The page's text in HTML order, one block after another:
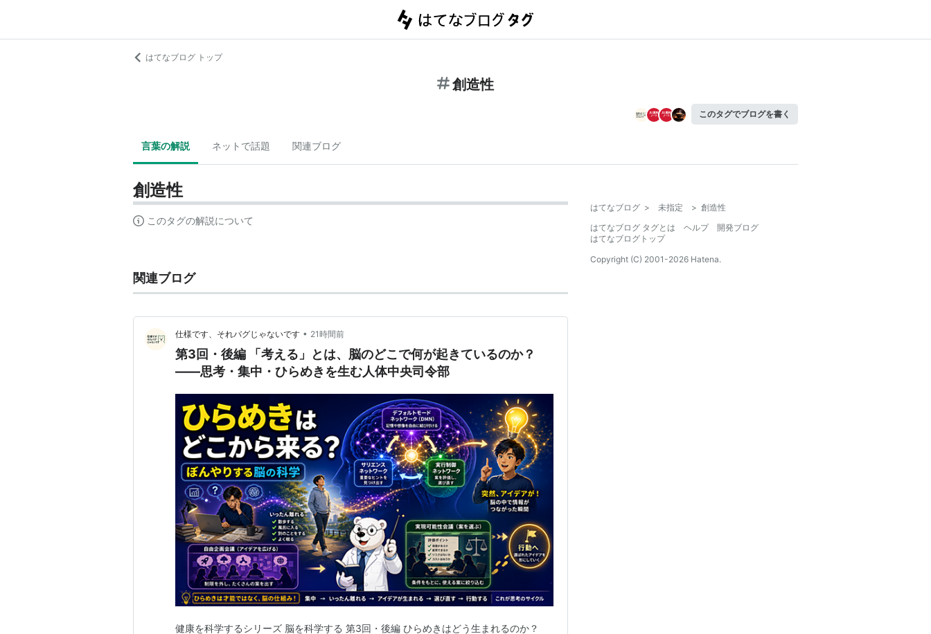
はてなブログ トップ
創造性
このタグでブログを書く
言葉の解説 ネットで話題 関連ブログ
創造性
このタグの解説について
関連ブログ
仕様です、それバグじゃないです • 21時間前
第3回・後編 「考える」とは、脳のどこで何が起きているのか？
――思考・集中・ひらめきを生む人体中央司令部
健康を科学するシリーズ 脳を科学する 第3回・後編 ひらめきはどう生まれるのか？
はてなブログ > 未指定 > 創造性
はてなブログ タグとは
ヘルプ
開発ブログ
はてなブログトップ
Copyright (C) 2001-2026 Hatena.